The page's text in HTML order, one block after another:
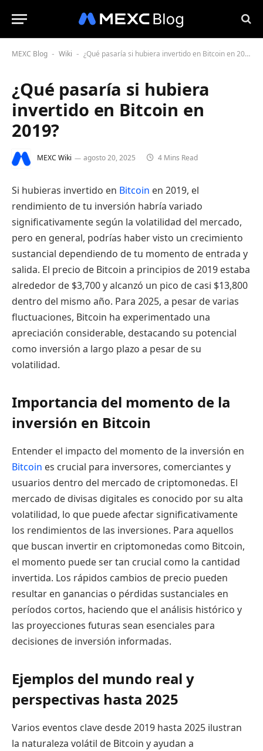
MEXC Blog - Wiki - ¿Qué pasaría si hubiera invertido en Bitcoin en 2019?
¿Qué pasaría si hubiera
invertido en Bitcoin en
2019?
MEXC Wiki agosto 20, 2025 4 Mins Read
Si hubieras invertido en Bitcoin en 2019, el
rendimiento de tu inversión habría variado
significativamente según la volatilidad del mercado,
pero en general, podrías haber visto un crecimiento
sustancial dependiendo de tu momento de entrada y
salida. El precio de Bitcoin a principios de 2019 estaba
alrededor de $3,700 y alcanzó un pico de casi $13,800
dentro del mismo año. Para 2025, a pesar de varias
fluctuaciones, Bitcoin ha experimentado una
apreciación considerable, destacando su potencial
como inversión a largo plazo a pesar de su
volatilidad.
Importancia del momento de la
inversión en Bitcoin
Entender el impacto del momento de la inversión en
Bitcoin es crucial para inversores, comerciantes y
usuarios dentro del mercado de criptomonedas. El
mercado de divisas digitales es conocido por su alta
volatilidad, lo que puede afectar significativamente
los rendimientos de las inversiones. Para aquellos
que buscan invertir en criptomonedas como Bitcoin,
el momento puede ser tan crucial como la cantidad
invertida. Los rápidos cambios de precio pueden
resultar en ganancias o pérdidas sustanciales en
períodos cortos, haciendo que el análisis histórico y
las proyecciones futuras sean esenciales para
decisiones de inversión informadas.
Ejemplos del mundo real y
perspectivas hasta 2025
Varios eventos clave desde 2019 hasta 2025 ilustran
la naturaleza volátil de Bitcoin y ayudan a